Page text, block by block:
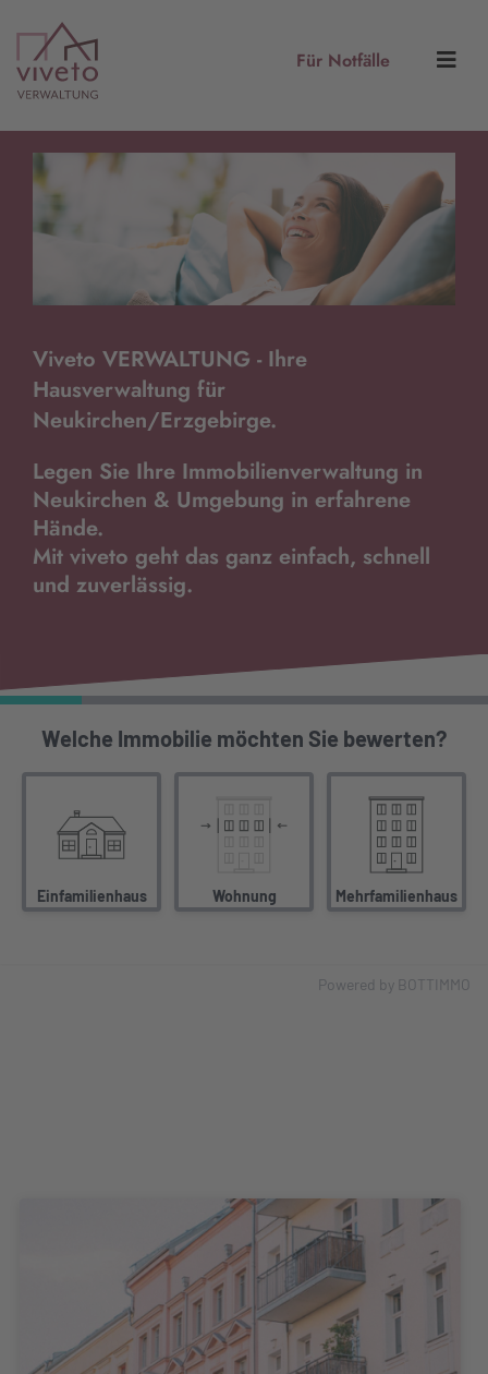
Für Notfälle
Viveto VERWALTUNG - Ihre
Hausverwaltung für
Neukirchen/Erzgebirge.
Legen Sie Ihre Immobilienverwaltung in
Neukirchen & Umgebung in erfahrene
Hände.
Mit viveto geht das ganz einfach, schnell
und zuverlässig.